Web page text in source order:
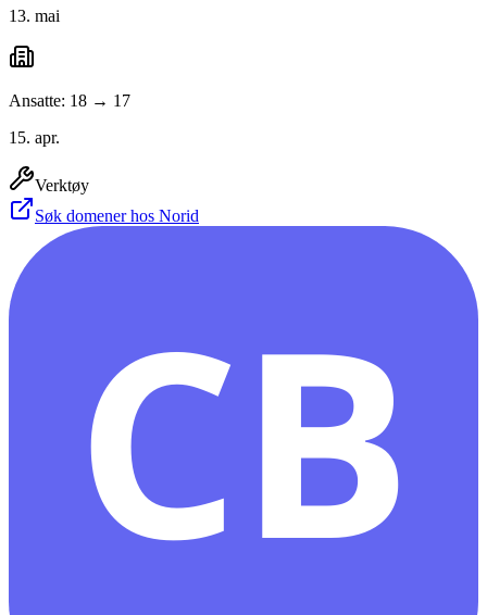
13. mai
Ansatte: 18 → 17
15. apr.
Verktøy
Søk domener hos Norid
CB